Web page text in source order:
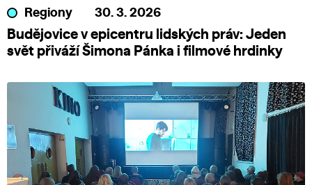
Regiony 30. 3. 2026
Budějovice v epicentru lidských práv: Jeden
svět přiváží Šimona Pánka i filmové hrdinky